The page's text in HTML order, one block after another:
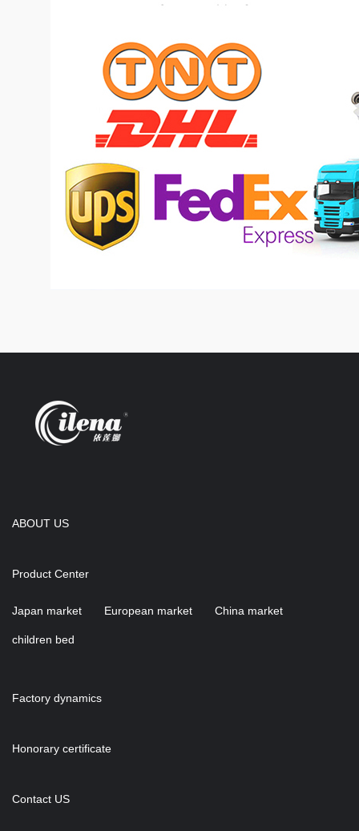
ABOUT US
Product Center
Japan market European market China market
children bed
Factory dynamics
Honorary certificate
Contact US